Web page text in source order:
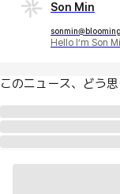
Son Min
Hello I’m Son
このニュース、どう